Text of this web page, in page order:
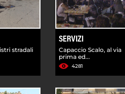
stradali
SERVIZI
Capaccio Scalo, al via
prima ed...
4281